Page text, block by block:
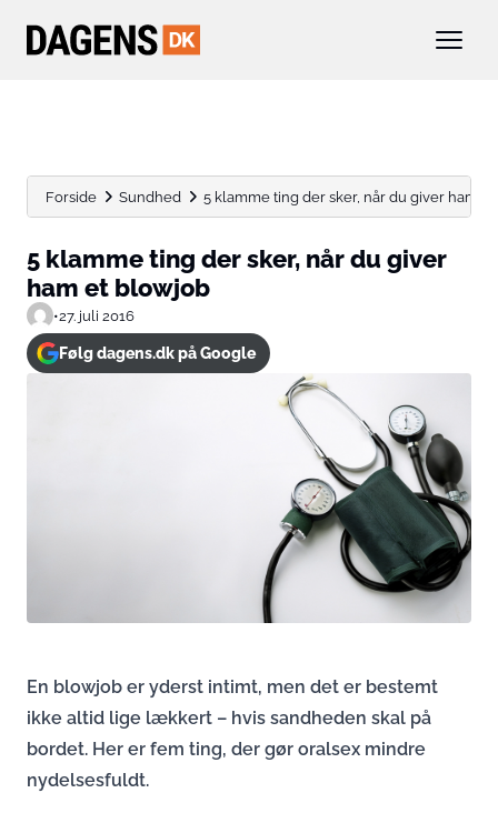
Forside Sundhed 5 klamme ting der sker, når du giver ham
5 klamme ting der sker, når du giver
ham et blowjob
•27. juli 2016
Følg dagens.dk på Google
En blowjob er yderst intimt, men det er bestemt
ikke altid lige lækkert – hvis sandheden skal på
bordet. Her er fem ting, der gør oralsex mindre
nydelsesfuldt.